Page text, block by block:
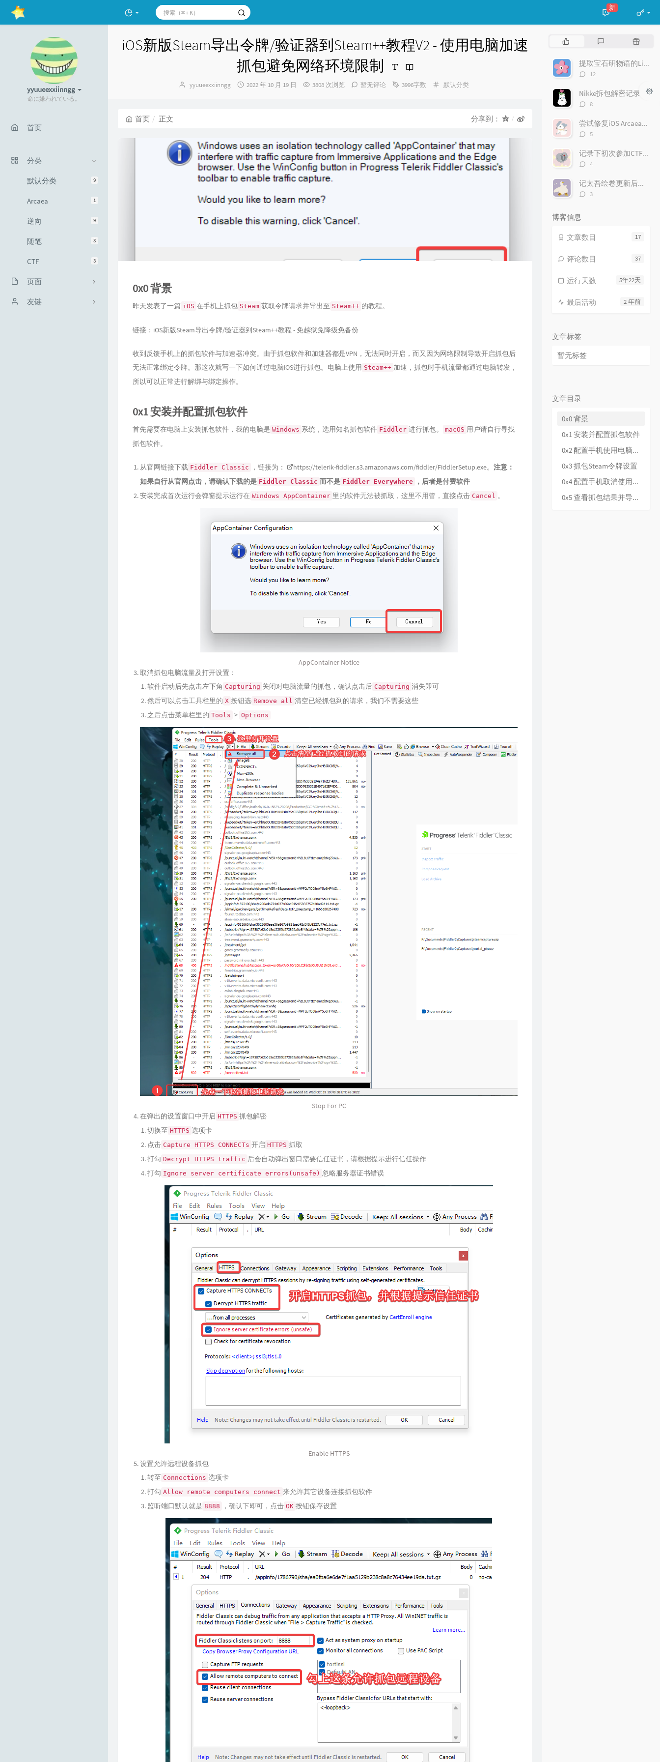
新
yyuueexxiinngg
命に嫌われている。
首页
分类
9
默认分类
1
Arcaea
9
逆向
3
随笔
3
CTF
页面
时光机
友链
iOS新版Steam导出令牌/验证器到Steam++教程V2 - 使用电脑加速
抓包避免网络环境限制
博
yyuueexxiinngg
发
2022 年 10 月 19 日 3808 次浏览 暂无评论 3996字数
分
默认分类
首页 正文 分享到：
0x0 背景
昨天发表了一篇 iOS 在手机上抓包 Steam 获取令牌请求并导出至 Steam++ 的教程。
链接： iOS新版Steam导出令牌/验证器到Steam++教程 - 免越狱免降级免备份
收到反馈手机上的抓包软件与加速器冲突。由于抓包软件和加速器都是VPN，无法同时开启，而又因为网络限制导致开启抓包后
无法正常绑定令牌。那这次就写一下如何通过电脑iOS进行抓包。电脑上使用 Steam++ 加速，抓包时手机流量都通过电脑转发，
所以可以正常进行解绑与绑定操作。
0x1 安装并配置抓包软件
首先需要在电脑上安装抓包软件，我的电脑是 Windows 系统，选用知名抓包软件 Fiddler 进行抓包。 macOS 用户请自行寻找
抓包软件。
从官网链接下载 Fiddler Classic ，链接为： https://telerik-fiddler.s3.amazonaws.com/fiddler/FiddlerSetup.exe。 注意：
如果自行从官网点击，请确认下载的是 Fiddler Classic 而不是 Fiddler Everywhere
，后者是付费软件
安装完成首次运行会弹窗提示运行在 Windows AppContainer 里的软件无法被抓取，这里不用管，直接点击 Cancel 。
AppContainer Notice
取消抓包电脑流量及打开设置：
软件启动后先点击左下角 Capturing 关闭对电脑流量的抓包，确认点击后 Capturing 消失即可
然后可以点击工具栏里的 X 按钮选 Remove all 清空已经抓包到的请求，我们不需要这些
之后点击菜单栏里的 Tools > Options
Stop For PC
在弹出的设置窗口中开启 HTTPS 抓包解密
切换至 HTTPS 选项卡
点击 Capture HTTPS CONNECTs 开启 HTTPS 抓取
打勾 Decrypt HTTPS traffic 后会自动弹出窗口需要信任证书，请根据提示进行信任操作
打勾 Ignore server certificate errors(unsafe) 忽略服务器证书错误
Enable HTTPS
设置允许远程设备抓包
转至 Connections 选项卡
打勾 Allow remote computers connect 来允许其它设备连接抓包软件
监听端口默认就是 8888 ，确认下即可，点击 OK 按钮保存设置
文
评
随
文提取宝石研物语的Live2D - 远古1.0版本
评
数：
12
Nikke拆包解密记录
评
数：
8
尝试修复iOS ArcaeaCountdownScore - 版本3.6.0
评
数：
5
记录下初次参加CTF的经历 - Hackergame 2021
评
数：
4
记太吾绘卷更新后红字报错卡40%的排查过程及解决方案
评
3
博客信息
17
文章数目
37
评论数目
5年22天
运行天数
2 年前
最后活动
文章标签
暂无标签
文章目录
0x0 背景
0x1 安装并配置抓包软件
0x2 配置手机使用电脑代理
0x3 抓包Steam令牌设置
0x4 配置手机取消使用电脑代理
0x5 查看抓包结果并导出令牌